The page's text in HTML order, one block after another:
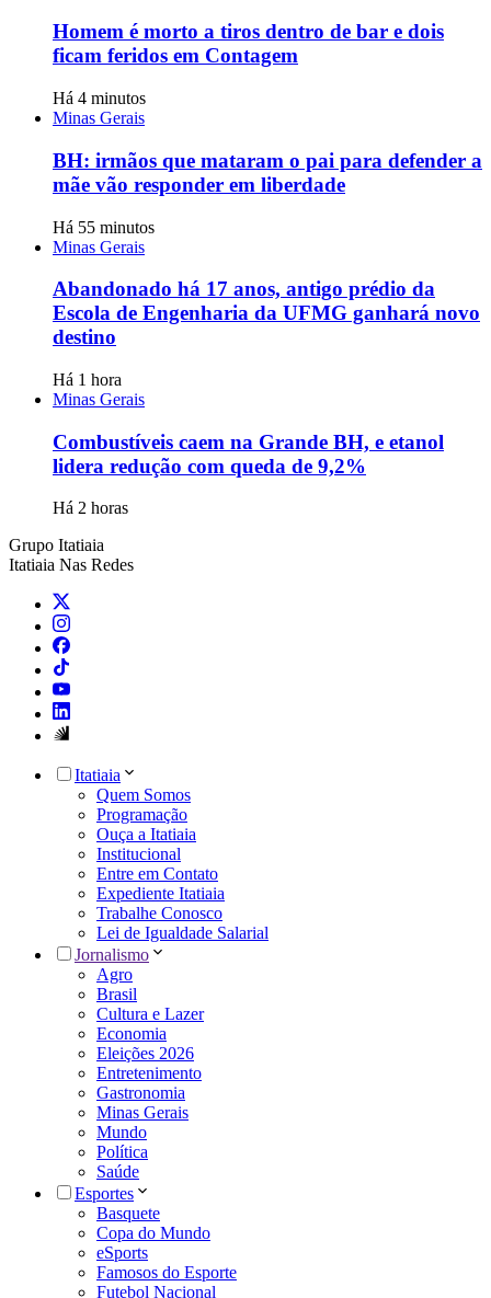
Homem é morto a tiros dentro de bar e dois
ficam feridos em Contagem
Há 4 minutos
Minas Gerais
BH: irmãos que mataram o pai para defender a
mãe vão responder em liberdade
Há 55 minutos
Minas Gerais
Abandonado há 17 anos, antigo prédio da
Escola de Engenharia da UFMG ganhará novo
destino
Há 1 hora
Minas Gerais
Combustíveis caem na Grande BH, e etanol
lidera redução com queda de 9,2%
Há 2 horas
Grupo Itatiaia
Itatiaia Nas Redes
Itatiaia
Quem Somos
Programação
Ouça a Itatiaia
Institucional
Entre em Contato
Expediente Itatiaia
Trabalhe Conosco
Lei de Igualdade Salarial
Jornalismo
Agro
Brasil
Cultura e Lazer
Economia
Eleições 2026
Entretenimento
Gastronomia
Minas Gerais
Mundo
Política
Saúde
Esportes
Basquete
Copa do Mundo
eSports
Famosos do Esporte
Futebol Nacional